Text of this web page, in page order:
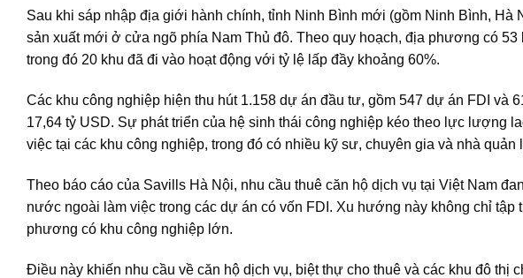
Sau khi sáp nhập địa giới hành chính, tỉnh Ninh Bình mới (gồm Ninh Bình,
sản xuất mới ở cửa ngõ phía Nam Thủ đô. Theo quy hoạch, địa phương có
trong đó 20 khu đã đi vào hoạt động với tỷ lệ lấp đầy khoảng 60%.
Các khu công nghiệp hiện thu hút 1.158 dự án đầu tư, gồm 547 dự án FDI và
17,64 tỷ USD. Sự phát triển của hệ sinh thái công nghiệp kéo theo lực lượng
việc tại các khu công nghiệp, trong đó có nhiều kỹ sư, chuyên gia và nhà quản
Theo báo cáo của Savills Hà Nội, nhu cầu thuê căn hộ dịch vụ tại Việt Nam
nước ngoài làm việc trong các dự án có vốn FDI. Xu hướng này không chỉ tập
phương có khu công nghiệp lớn.
Điều này khiến nhu cầu về căn hộ dịch vụ, biệt thự cho thuê và các khu đô thị